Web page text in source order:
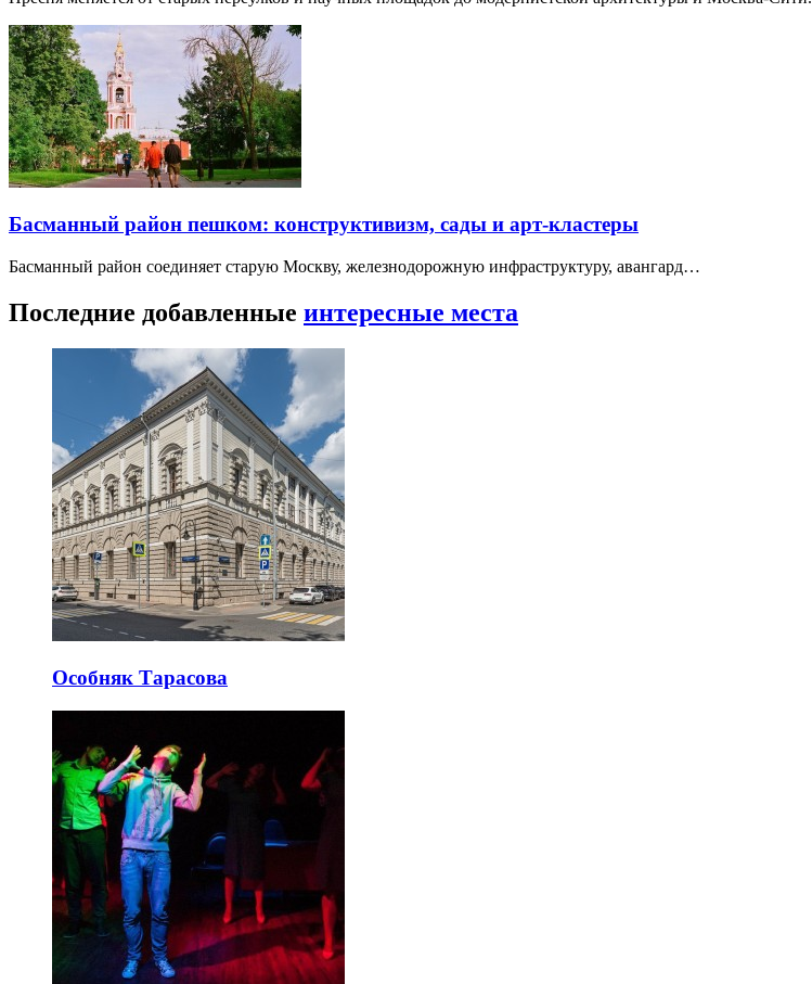
Басманный район пешком: конструктивизм, сады и арт-кластеры
Басманный район соединяет старую Москву, железнодорожную инфраструктуру, авангард…
Последние добавленные интересные места
Особняк Тарасова